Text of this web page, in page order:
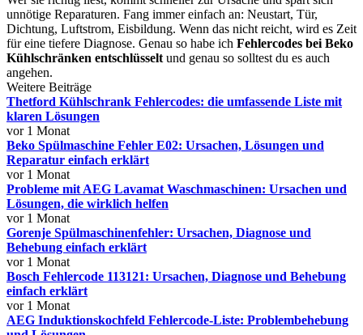
unnötige Reparaturen. Fang immer einfach an: Neustart, Tür,
Dichtung, Luftstrom, Eisbildung. Wenn das nicht reicht, wird es Zeit
für eine tiefere Diagnose. Genau so habe ich Fehlercodes bei Beko
Kühlschränken entschlüsselt und genau so solltest du es auch
angehen.
Weitere Beiträge
Thetford Kühlschrank Fehlercodes: die umfassende Liste mit
klaren Lösungen
vor 1 Monat
Beko Spülmaschine Fehler E02: Ursachen, Lösungen und
Reparatur einfach erklärt
vor 1 Monat
Probleme mit AEG Lavamat Waschmaschinen: Ursachen und
Lösungen, die wirklich helfen
vor 1 Monat
Gorenje Spülmaschinenfehler: Ursachen, Diagnose und
Behebung einfach erklärt
vor 1 Monat
Bosch Fehlercode 113121: Ursachen, Diagnose und Behebung
einfach erklärt
vor 1 Monat
AEG Induktionskochfeld Fehlercode-Liste: Problembehebung